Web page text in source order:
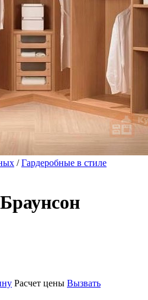
/Гардеробные в стиле
Расчет цены Вызвать